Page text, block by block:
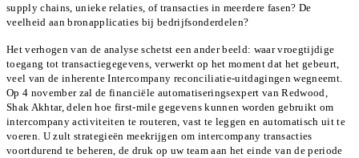
supply chains, unieke relaties, of transacties in meerdere fasen? De
veelheid aan bronapplicaties bij bedrijfsonderdelen?
Het verhogen van de analyse schetst een ander beeld: waar vroegtijdige
toegang tot transactiegegevens, verwerkt op het moment dat het gebeurt,
veel van de inherente Intercompany reconciliatie-uitdagingen wegneemt.
Op 4 november zal de financiële automatiseringsexpert van Redwood,
Shak Akhtar, delen hoe first-mile gegevens kunnen worden gebruikt om
intercompany activiteiten te routeren, vast te leggen en automatisch uit te
voeren. U zult strategieën meekrijgen om intercompany transacties
voortdurend te beheren, de druk op uw team aan het einde van de periode